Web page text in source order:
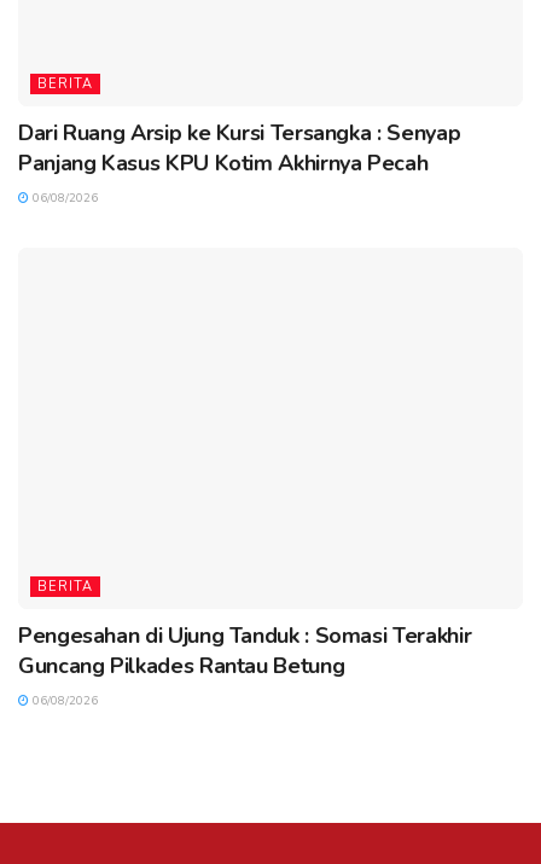
BERITA
Dari Ruang Arsip ke Kursi Tersangka : Senyap
Panjang Kasus KPU Kotim Akhirnya Pecah
06/08/2026
BERITA
Pengesahan di Ujung Tanduk : Somasi Terakhir
Guncang Pilkades Rantau Betung
06/08/2026